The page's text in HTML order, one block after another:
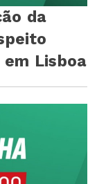
da
Lisboa